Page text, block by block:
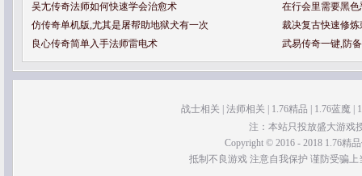
吴尢传奇法师如何快速学会治愈术
在行会里需要黑
仿传奇单机版,尤其是屠帮助地狱犬有一次
裁决复古快速修
良心传奇简单入手法师雷电术
武易传奇一键,防
战士相关 法师相关 1.76精品 1.76蓝魔|
注：本站只投放盛大游戏
Copyright © 2016 - 2018 1.76精
抵制不良游戏 注意自我保护 谨防受骗